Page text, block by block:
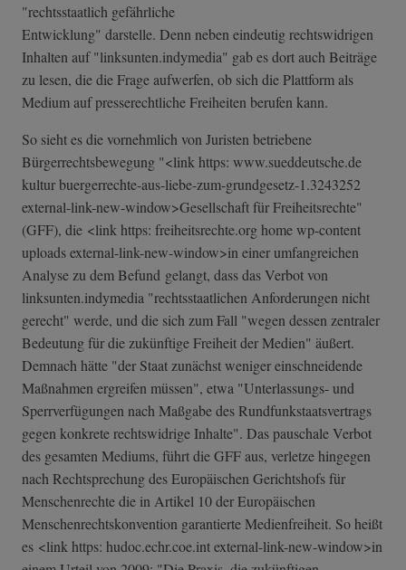
"rechtsstaatlich gefährliche
Entwicklung" darstelle. Denn neben eindeutig rechtswidrigen
Inhalten auf "linksunten.indymedia" gab es dort auch Beiträge
zu lesen, die die Frage aufwerfen, ob sich die Plattform als
Medium auf presserechtliche Freiheiten berufen kann.
So sieht es die vornehmlich von Juristen betriebene
Bürgerrechtsbewegung "<link https: www.sueddeutsche.de
kultur buergerrechte-a­us-liebe-zum-gr­undgesetz-1.324­3252
external-link-n­ew-window>Gesel­lschaft für Freiheitsrechte"
(GFF), die <link https: freiheitsrechte.org home wp-content
uploads external-link-new-window>in einer umfangreichen
Analyse zu dem Befund gelangt, dass das Verbot von
linksunten.indymedia "rechtsstaatlichen Anforderungen nicht
gerecht" werde, und die sich zum Fall "wegen dessen zentraler
Bedeutung für die zukünftige Freiheit der Medien" äußert.
Demnach hätte "der Staat zunächst weniger einschneidende
Maßnahmen ergreifen müssen", etwa "Unterlassungs- und
Sperrverfügungen nach Maßgabe des Rundfunkstaatsvertrags
gegen konkrete rechtswidrige Inhalte". Das pauschale Verbot
des gesamten Mediums, führt die GFF aus, verletze hingegen
nach Rechtsprechung des Europäischen Gerichtshofs für
Menschenrechte die in Artikel 10 der Europäischen
Menschenrechtskonvention garantierte Medienfreiheit. So heißt
es <link https: hudoc.echr.coe.int external-link-new-window>in